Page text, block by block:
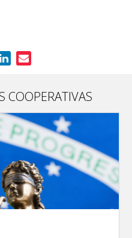
COOPERATIVAS